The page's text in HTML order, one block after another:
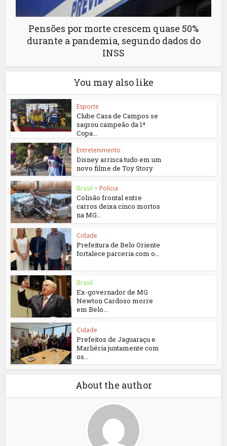
Pensões por morte crescem quase 50%
durante a pandemia, segundo dados do
INSS
You may also like
Esporte
Clube Casa de Campos se
sagrou campeão da 1ª
Copa...
Entretenimento
Disney arrisca tudo em um
novo filme de Toy Story
Brasil • Policia
Colisão frontal entre
carros deixa cinco mortos
na MG...
Cidade
Prefeitura de Belo Oriente
fortalece parceria com o...
Brasil
Ex-governador de MG
Newton Cardoso morre
em Belo...
Cidade
Prefeitos de Jaguaraçu e
Marliéria juntamente com
os...
About the author